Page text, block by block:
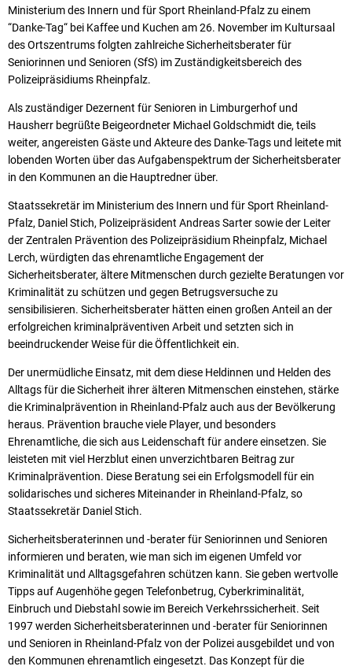
Ministerium des Innern und für Sport Rheinland-Pfalz zu einem
“Danke-Tag“ bei Kaffee und Kuchen am 26. November im Kultursaal
des Ortszentrums folgten zahlreiche Sicherheitsberater für
Seniorinnen und Senioren (SfS) im Zuständigkeitsbereich des
Polizeipräsidiums Rheinpfalz.
Als zuständiger Dezernent für Senioren in Limburgerhof und
Hausherr begrüßte Beigeordneter Michael Goldschmidt die, teils
weiter, angereisten Gäste und Akteure des Danke-Tags und leitete mit
lobenden Worten über das Aufgabenspektrum der Sicherheitsberater
in den Kommunen an die Hauptredner über.
Staatssekretär im Ministerium des Innern und für Sport Rheinland-
Pfalz, Daniel Stich, Polizeipräsident Andreas Sarter sowie der Leiter
der Zentralen Prävention des Polizeipräsidium Rheinpfalz, Michael
Lerch, würdigten das ehrenamtliche Engagement der
Sicherheitsberater, ältere Mitmenschen durch gezielte Beratungen vor
Kriminalität zu schützen und gegen Betrugsversuche zu
sensibilisieren. Sicherheitsberater hätten einen großen Anteil an der
erfolgreichen kriminalpräventiven Arbeit und setzten sich in
beeindruckender Weise für die Öffentlichkeit ein.
Der unermüdliche Einsatz, mit dem diese Heldinnen und Helden des
Alltags für die Sicherheit ihrer älteren Mitmenschen einstehen, stärke
die Kriminalprävention in Rheinland-Pfalz auch aus der Bevölkerung
heraus. Prävention brauche viele Player, und besonders
Ehrenamtliche, die sich aus Leidenschaft für andere einsetzen. Sie
leisteten mit viel Herzblut einen unverzichtbaren Beitrag zur
Kriminalprävention. Diese Beratung sei ein Erfolgsmodell für ein
solidarisches und sicheres Miteinander in Rheinland-Pfalz, so
Staatssekretär Daniel Stich.
Sicherheitsberaterinnen und -berater für Seniorinnen und Senioren
informieren und beraten, wie man sich im eigenen Umfeld vor
Kriminalität und Alltagsgefahren schützen kann. Sie geben wertvolle
Tipps auf Augenhöhe gegen Telefonbetrug, Cyberkriminalität,
Einbruch und Diebstahl sowie im Bereich Verkehrssicherheit. Seit
1997 werden Sicherheitsberaterinnen und -berater für Seniorinnen
und Senioren in Rheinland-Pfalz von der Polizei ausgebildet und von
den Kommunen ehrenamtlich eingesetzt. Das Konzept für die